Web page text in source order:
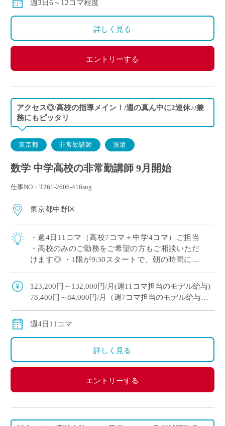
週3日6～12コマ程度
詳しく見る
エントリーする
アクセス◎/高校の指導メイン！/週の真ん中に2連休♪/兼
務にもピッタリ
東京都 非常勤講師 派遣
数学 中学高校の非常勤講師 9月開始
仕事NO：T261-2606-416sug
東京都中野区
・週4日11コマ（高校7コマ＋中学4コマ）ご担当
・高校のみのご勤務をご希望の方もご相談いただ
けます◎ ・1限が9:30スタートで、朝の時間にゆ
限以外は時間割のご相談が可能 […]
123,200円～132,000円/月(週11コマ担当のモデル給与)
78,400円～84,000円/月（週7コマ担当のモデル給与）
交通費別途全額支給
週4日11コマ
詳しく見る
エントリーする